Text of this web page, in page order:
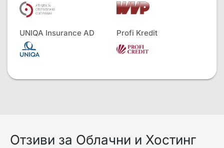
UNIQA Insurance AD Profi Kredit
Отзиви за Облачни и Хостинг